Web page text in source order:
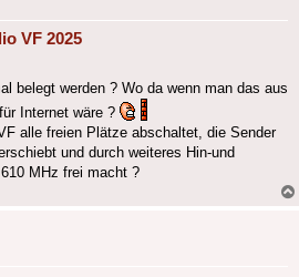
VF 2025
belegt werden ? Wo da wenn man das aus
Internet wäre ?
alle freien Plätze abschaltet, die Sender
und durch weiteres Hin-und
MHz frei macht ?